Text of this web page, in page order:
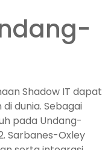
Shadow IT dapat
dunia. Sebagai
pada Undang-
Sarbanes-Oxley